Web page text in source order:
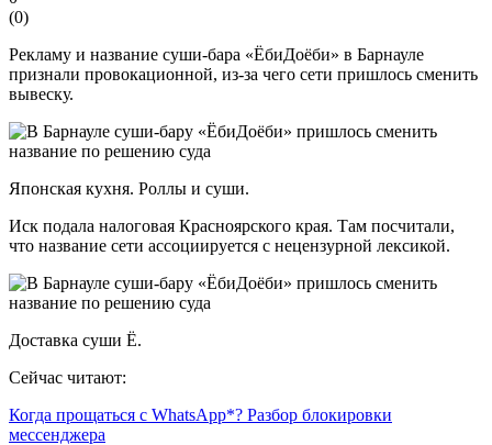
(0)
Рекламу и название суши-бара «ЁбиДоёби» в Барнауле
признали провокационной, из-за чего сети пришлось сменить
вывеску.
Японская кухня. Роллы и суши.
Иск подала налоговая Красноярского края. Там посчитали,
что название сети ассоциируется с нецензурной лексикой.
Доставка суши Ё.
Сейчас читают:
Когда прощаться с WhatsApp*? Разбор блокировки
мессенджера